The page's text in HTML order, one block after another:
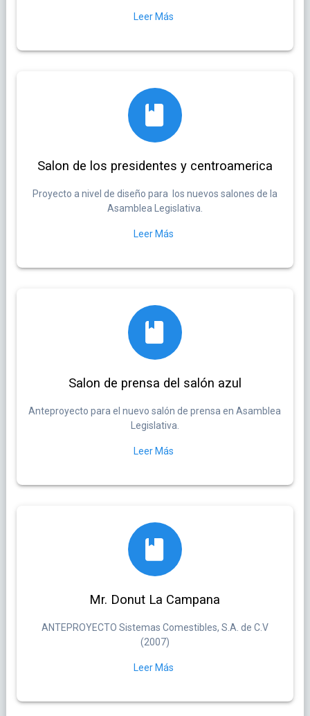
Leer Más
Salon de los presidentes y centroamerica
Proyecto a nivel de diseño para los nuevos salones de la
Asamblea Legislativa.
Leer Más
Salon de prensa del salón azul
Anteproyecto para el nuevo salón de prensa en Asamblea
Legislativa.
Leer Más
Mr. Donut La Campana
ANTEPROYECTO Sistemas Comestibles, S.A. de C.V
(2007)
Leer Más